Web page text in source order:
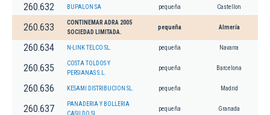
260.632 BUPALON SA pequeña Castellon
260.633
CONTINEMAR ADRA 2005
SOCIEDAD LIMITADA.
pequeña Almería
260.634 N-LINK TELCO SL. pequeña Navarra
260.635
COSTA TOLDOS Y
PERSIANAS S.L.
pequeña Barcelona
260.636 KESAMI DISTRIBUCION SL. pequeña Madrid
260.637
PANADERIA Y BOLLERIA
CASILDO SL
pequeña Granada